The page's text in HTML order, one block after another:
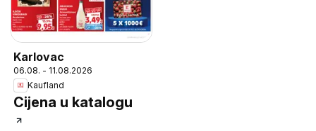
Karlovac
06.08. - 11.08.2026
Kaufland
Cijena u katalogu